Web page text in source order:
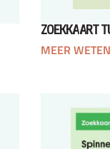
ZOEKKAART
MEER WETEN